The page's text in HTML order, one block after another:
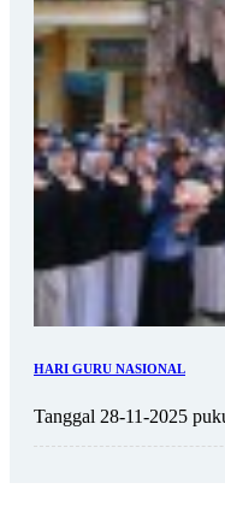
HARI GURU NASIONAL
Tanggal 28-11-2025